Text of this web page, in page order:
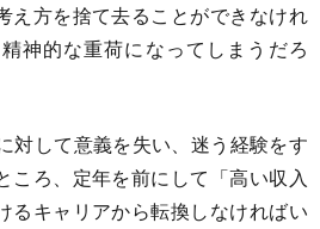
え方を捨て去ることができなけれ
神的な重荷になってしまうだろ
対して意義を失い、迷う経験をす
ころ、定年を前にして「高い収入
るキャリアから転換しなければい